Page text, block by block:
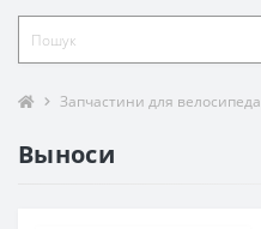
Запчастини для велосипеда
Выноси